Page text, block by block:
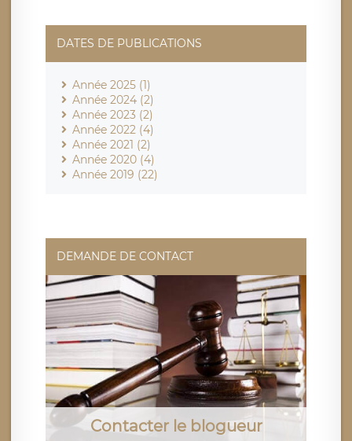
DATES DE PUBLICATIONS
Année 2025 (1)
Année 2024 (2)
Année 2023 (2)
Année 2022 (4)
Année 2021 (2)
Année 2020 (4)
Année 2019 (22)
DEMANDE DE CONTACT
Contacter le blogueur